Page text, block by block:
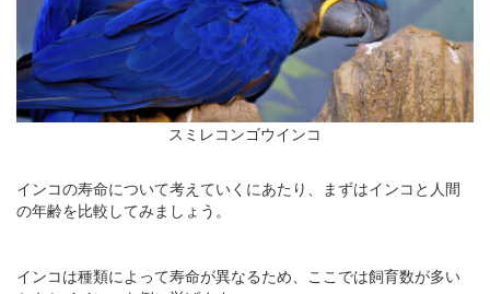
スミレコンゴウインコ
インコの寿命について考えていくにあたり、まずはインコと人間
の年齢を比較してみましょう。
インコは種類によって寿命が異なるため、ここでは飼育数が多い